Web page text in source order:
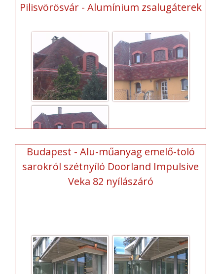
Pilisvörösvár - Alumínium zsalugáterek
Budapest - Alu-műanyag emelő-toló
sarokról szétnyíló Doorland Impulsive
Veka 82 nyílászáró